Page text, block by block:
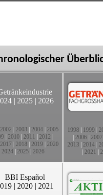
| 2025 | 2026
2002 2003 2004 2005
2010 2011 2012
2017 2018 2019 2020
2024| 2025| 2026
1998 1999
2006 2007
2013 2014
2021
BBI Español
| 2020 | 2021